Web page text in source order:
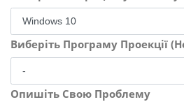
Виберіть Програму Проекції
Опишіть Свою Проблему